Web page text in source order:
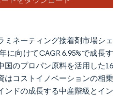
ミネーティング接着剤市場シェ
に向けてCAGR 6.95%で成長す
国のプロパン原料を活用した16
はコストイノベーションの相乗
ンドの成長する中産階級とイン